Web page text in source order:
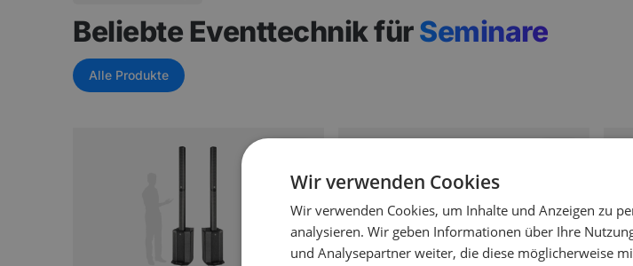
Beliebte Eventtechnik fürSeminare
Alle Produkte
Wir verwenden Cookies
Wir verwenden Cookies, um Inhalte und Anzeigen zu
analysieren. Wir geben Informationen über Ihre
und Analysepartner weiter, die diese möglicherweise